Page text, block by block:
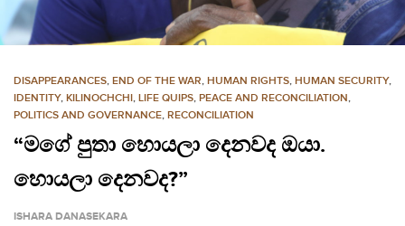
e
DISAPPEARANCES, END OF THE WAR, HUMAN RIGHTS, HUMAN SECURITY,
IDENTITY, KILINOCHCHI, LIFE QUIPS, PEACE AND RECONCILIATION,
POLITICS AND GOVERNANCE, RECONCILIATION
“මගේ පුතා හොයලා දෙනවද ඔයා.
හොයලා දෙනවද?”
ISHARA DANASEKARA